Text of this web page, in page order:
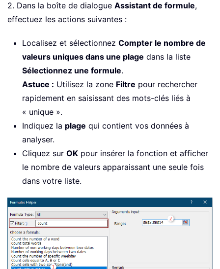
2. Dans la boîte de dialogue Assistant de formule,
effectuez les actions suivantes :
Localisez et sélectionnez Compter le nombre de
valeurs uniques dans une plage dans la liste
Sélectionnez une formule.
Astuce : Utilisez la zone Filtre pour rechercher
rapidement en saisissant des mots-clés liés à
« unique ».
Indiquez la plage qui contient vos données à
analyser.
Cliquez sur OK pour insérer la fonction et afficher
le nombre de valeurs apparaissant une seule fois
dans votre liste.